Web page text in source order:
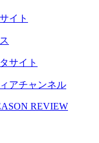
イト
サイト
アチャンネル
REVIEW